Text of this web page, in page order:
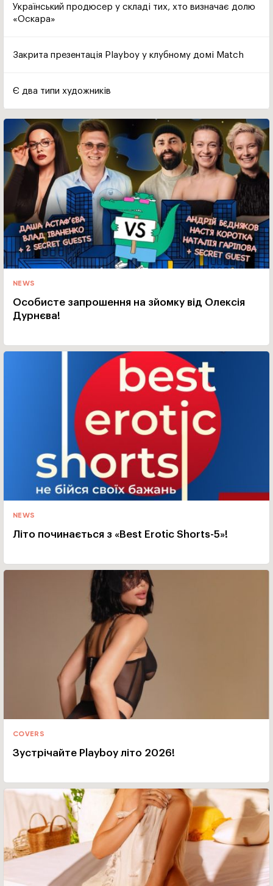
Український продюсер у складі тих, хто визначає долю
«Оскара»
Закрита презентація Playboy у клубному домі Match
Є два типи художників
NEWS
Особисте запрошення на зйомку від Олексія
Дурнєва!
NEWS
Літо починається з «Best Erotic Shorts-5»!
COVERS
Зустрічайте Playboy літо 2026!